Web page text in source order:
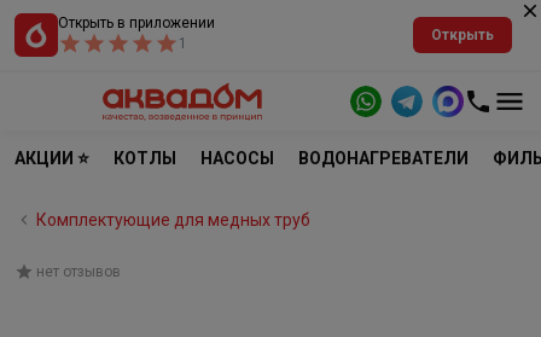
Открыть в приложении
1
Открыть
АКЦИИ ⭐ КОТЛЫ НАСОСЫ ВОДОНАГРЕВАТЕЛИ
Комплектующие для медных труб
нет отзывов